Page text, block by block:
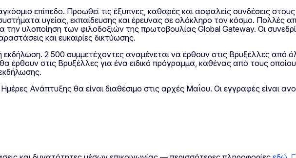
επίπεδο. Προωθεί τις έξυπνες, καθαρές και ασφαλείς συνδέσεις
υγείας, εκπαίδευσης και έρευνας σε ολόκληρο τον κόσμο. Πολλές
την υλοποίηση των φιλοδοξιών της πρωτοβουλίας Global Gateway. Οι
και ευκαιρίες δικτύωσης.
εκδήλωση. 2 500 συμμετέχοντες αναμένεται να έρθουν στις Βρυξέλλες από
έρθουν στις Βρυξέλλες για ένα ειδικό πρόγραμμα, καθένας από τους
Ανάπτυξης θα είναι διαθέσιμο στις αρχές Μαΐου. Οι εγγραφές είναι